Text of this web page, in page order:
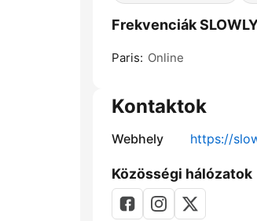
Frekvenciák
Paris: Online
Kontaktok
Webhely https://
Közösségi hálózatok